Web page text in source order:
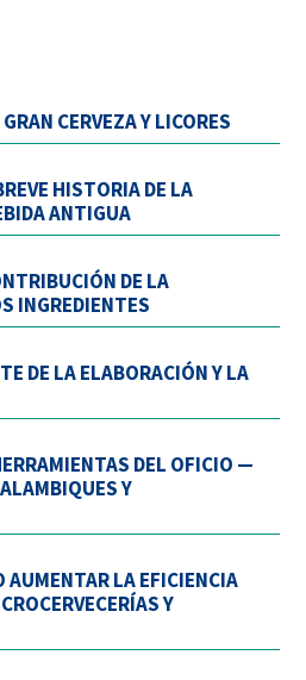
CERVEZA Y LICORES
HISTORIA DE LA
ANTIGUA
DE LA
INGREDIENTES
DE LA ELABORACIÓN Y LA
DEL OFICIO —
Y
AUMENTAR LA EFICIENCIA
Y